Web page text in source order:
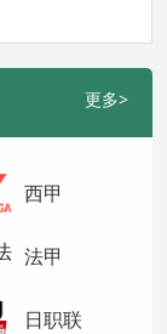
更多>
西甲
法甲
日职联